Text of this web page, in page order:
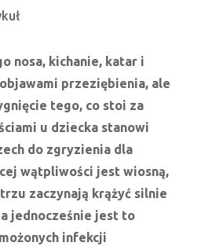
nosa, kichanie, katar i
przeziębienia, ale
tego, co stoi za
u dziecka stanowi
do zgryzienia dla
wątpliwości jest wiosną,
zaczynają krążyć silnie
jednocześnie jest to
infekcji